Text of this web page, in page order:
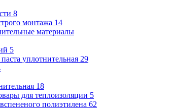
8
монтажа 14
материалы
5
уплотнительная 29
18
для теплоизоляции 5
полиэтилена 62